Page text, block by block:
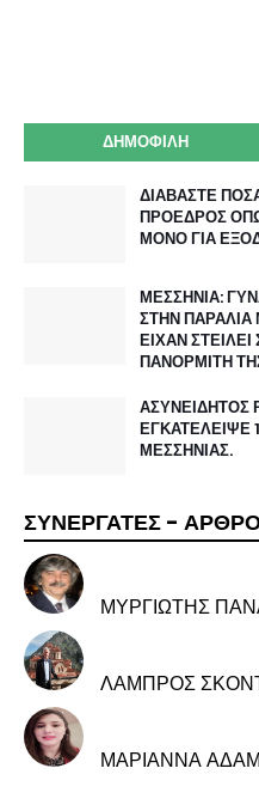
ΔΗΜΟΦΙΛΗ
ΔΙΑΒΑΣΤΕ
ΠΡΟΕΔΡΟΣ
ΜΟΝΟ ΓΙΑ
ΜΕΣΣΗΝΙΑ:
ΣΤΗΝ
ΕΙΧΑΝ
ΠΑΝΟΡΜΙΤΗ
ΑΣΥΝΕΙΔΗΤΟΣ
ΕΓΚΑΤΕΛΕΙΨΕ
ΜΕΣΣΗΝΙΑΣ.
ΣΥΝΕΡΓΑΤΕΣ -
ΜΥΡΓΙΩΤΗΣ
ΛΑΜΠΡΟΣ
ΜΑΡΙΑΝΝΑ